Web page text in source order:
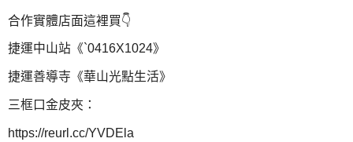
合作實體店面這裡買👇
捷運中山站《`0416X1024》
捷運善導寺《華山光點生活》
三框口金皮夾：
https://reurl.cc/YVDEla